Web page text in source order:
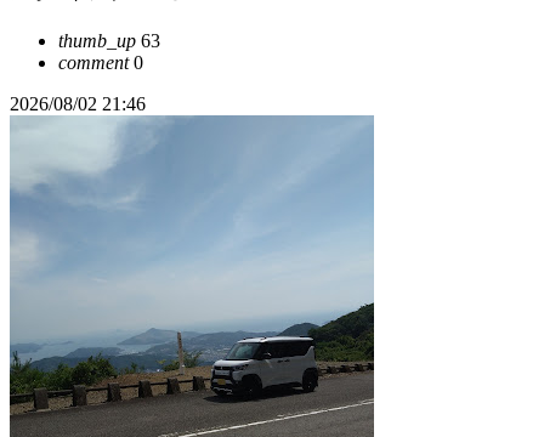
thumb_up 63
comment0
2026/08/02 21:46